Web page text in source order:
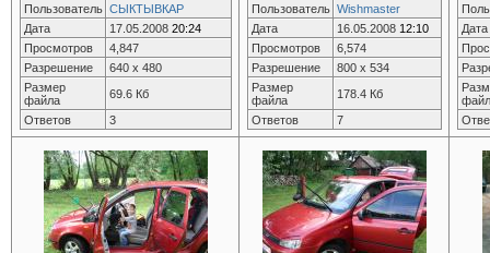
Пользователь СЫКТЫВКАР
Дата
17.05.2008 20:24
Просмотров
4,847
Разрешение
640 x 480
Размер
файла
69.6 Кб
Ответов
3
Пользователь Wishmaster
Дата
16.05.2008 12:10
Просмотров
6,574
Разрешение
800 x 534
Размер
файла
178.4 Кб
Ответов
7
Дата